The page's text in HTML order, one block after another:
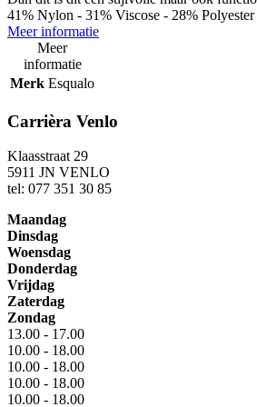
41% Nylon - 31% Viscose - 28% Polyester
Meer informatie
Meer
informatie
Merk Esqualo
Carrièra Venlo
Klaasstraat 29
5911 JN VENLO
tel: 077 351 30 85
Maandag
Dinsdag
Woensdag
Donderdag
Vrijdag
Zaterdag
Zondag
13.00 - 17.00
10.00 - 18.00
10.00 - 18.00
10.00 - 18.00
10.00 - 18.00